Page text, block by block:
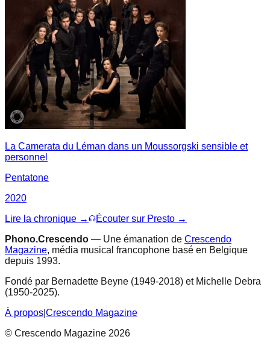
La Camerata du Léman dans un Moussorgski sensible et
personnel
Pentatone
2020
Lire la chronique →
Écouter sur Presto →
Phono.Crescendo — Une émanation de Crescendo
Magazine, média musical francophone basé en Belgique
depuis 1993.
Fondé par Bernadette Beyne (1949-2018) et Michelle Debra
(1950-2025).
À propos Crescendo Magazine
© Crescendo Magazine 2026